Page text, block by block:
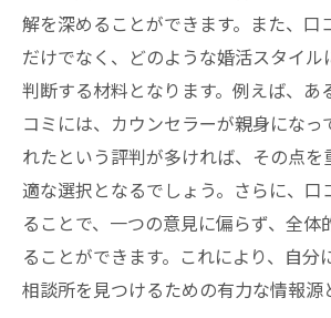
北海道でおすすめの結婚相談所
ンを比較
人気の結婚相談所の特徴を
料金プランの違いと選び方
無料カウンセリングの利用法
成婚までのサポート体制を
特典やキャンペーン情報の
口コミや評判を元にした選
解を深めることができます。また、口
だけでなく、どのような婚活スタイル
判断する材料となります。例えば、あ
コミには、カウンセラーが親身になっ
れたという評判が多ければ、その点を
適な選択となるでしょう。さらに、口
ることで、一つの意見に偏らず、全体
ることができます。これにより、自分
相談所を見つけるための有力な情報源